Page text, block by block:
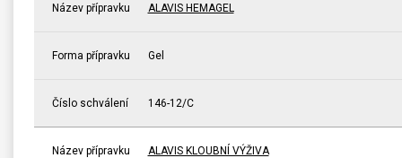
Název přípravku ALAVIS HEMAGEL
Forma přípravku Gel
Číslo schválení 146-12/C
Název přípravku ALAVIS KLOUBNÍ VÝŽIVA